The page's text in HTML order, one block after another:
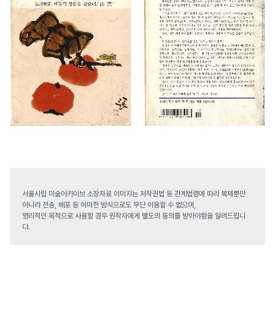
서울시립 미술아카이브 소장자료 이미지는 저작권법 등 관계법령에 따라 복제뿐만
아니라 전송, 배포 등 어떠한 방식으로도 무단 이용할 수 없으며,
영리적인 목적으로 사용할 경우 원작자에게 별도의 동의를 받아야함을 알려드립니
다.